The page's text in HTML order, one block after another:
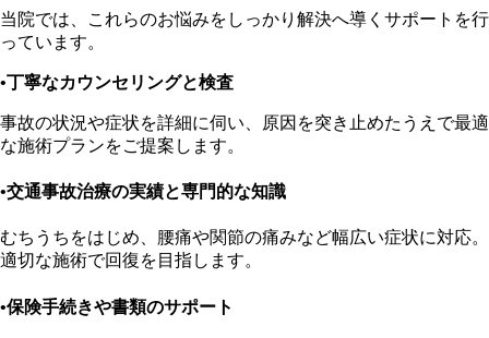
当院では、これらのお悩みをしっかり解決へ導くサポートを行
っています。
•丁寧なカウンセリングと検査
事故の状況や症状を詳細に伺い、原因を突き止めたうえで最適
な施術プランをご提案します。
•交通事故治療の実績と専門的な知識
むちうちをはじめ、腰痛や関節の痛みなど幅広い症状に対応。
適切な施術で回復を目指します。
•保険手続きや書類のサポート